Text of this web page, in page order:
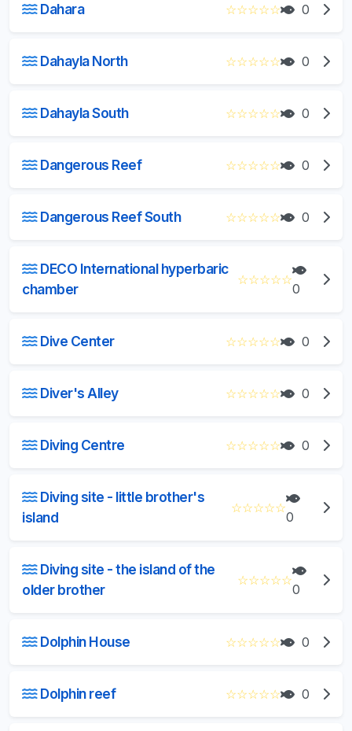
Dahara ☆☆☆☆☆ 0
Dahayla North ☆☆☆☆☆ 0
Dahayla South ☆☆☆☆☆ 0
Dangerous Reef ☆☆☆☆☆ 0
Dangerous Reef South ☆☆☆☆☆ 0
DECO International hyperbaric
chamber
☆☆☆☆☆
0
Dive Center ☆☆☆☆☆ 0
Diver's Alley ☆☆☆☆☆ 0
Diving Centre ☆☆☆☆☆ 0
Diving site - little brother's
island
☆☆☆☆☆
0
Diving site - the island of the
older brother
☆☆☆☆☆
0
Dolphin House ☆☆☆☆☆ 0
Dolphin reef ☆☆☆☆☆ 0